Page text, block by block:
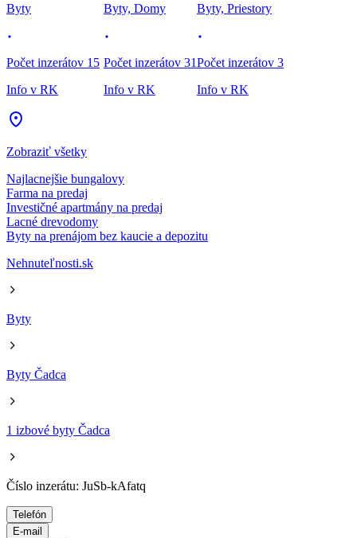
Byty
Počet inzerátov 15
Info v RK
Byty, Domy
Počet inzerátov 31
Info v RK
Byty, Priestory
Počet inzerátov 3
Info v RK
Zobraziť všetky
Najlacnejšie bungalovy
Farma na predaj
Investičné apartmány na predaj
Lacné drevodomy
Byty na prenájom bez kaucie a depozitu
Nehnuteľnosti.sk
Byty
Byty Čadca
1 izbové byty Čadca
Číslo inzerátu: JuSb-kAfatq
Telefón
E-mail